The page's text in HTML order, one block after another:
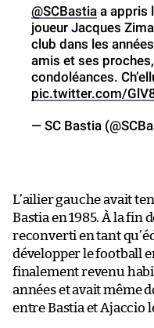
@SCBastia a appris
joueur Jacques
club dans les
amis et ses
condoléances.
pic.twitter.com/
— SC Bastia
L’ailier gauche avait
Bastia en 1985. À la fin
reconverti en tant
développer le football
finalement revenu
années et avait même
entre Bastia et Ajaccio